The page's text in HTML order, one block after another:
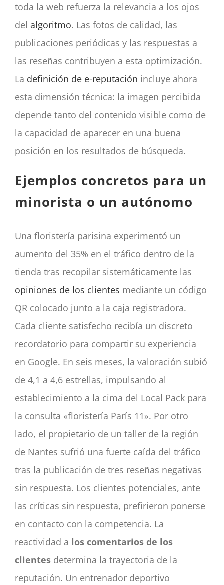
toda la web refuerza la relevancia a los ojos
del algoritmo. Las fotos de calidad, las
publicaciones periódicas y las respuestas a
las reseñas contribuyen a esta optimización.
La definición de e-reputación incluye ahora
esta dimensión técnica: la imagen percibida
depende tanto del contenido visible como de
la capacidad de aparecer en una buena
posición en los resultados de búsqueda.
Ejemplos concretos para un
minorista o un autónomo
Una floristería parisina experimentó un
aumento del 35% en el tráfico dentro de la
tienda tras recopilar sistemáticamente las
opiniones de los clientes mediante un código
QR colocado junto a la caja registradora.
Cada cliente satisfecho recibía un discreto
recordatorio para compartir su experiencia
en Google. En seis meses, la valoración subió
de 4,1 a 4,6 estrellas, impulsando al
establecimiento a la cima del Local Pack para
la consulta «floristería París 11». Por otro
lado, el propietario de un taller de la región
de Nantes sufrió una fuerte caída del tráfico
tras la publicación de tres reseñas negativas
sin respuesta. Los clientes potenciales, ante
las críticas sin respuesta, prefirieron ponerse
en contacto con la competencia. La
reactividad a los comentarios de los
clientes determina la trayectoria de la
reputación. Un entrenador deportivo